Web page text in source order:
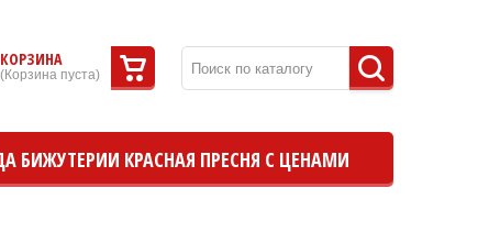
КОРЗИНА
(Корзина пуста)
БИЖУТЕРИИ КРАСНАЯ ПРЕСНЯ С ЦЕНАМИ